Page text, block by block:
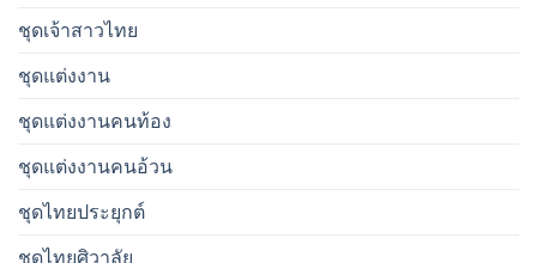
ชุดเจ้าสาวไทย
ชุดแต่งงาน
ชุดแต่งงานคนท้อง
ชุดแต่งงานคนอ้วน
ชุดไทยประยุกต์
ชุดไทยศิวาลัย